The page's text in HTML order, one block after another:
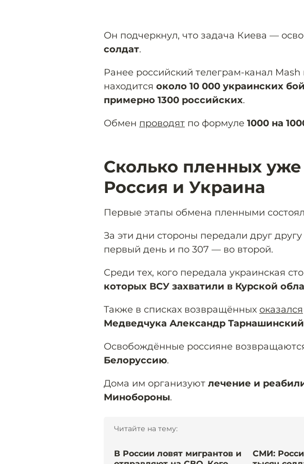
Он подчеркнул, что задача Киева —
солдат.
Ранее российский телеграм-канал Mash
находится около 10 000 украинских
примерно 1300 российских.
Обмен проводят по формуле 1000 на
Сколько пленных
Россия и Украина
Первые этапы обмена пленными
За эти дни стороны передали друг другу
первый день и по 307 — во второй.
Среди тех, кого передала украинская
которых ВСУ захватили в Курской
Также в списках возвращённых оказался
Медведчука Александр Тарнашинский
Освобождённые россияне
Белоруссию.
Дома им организуют лечение и
Минобороны.
Читайте на тему:
В России ловят мигрантов и
СМИ: